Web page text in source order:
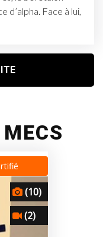
d’alpha. Face à lui,